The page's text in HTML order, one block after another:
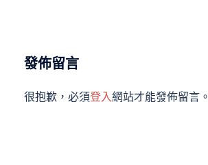
發佈留言
很抱歉，必須登入網站才能發佈留言。